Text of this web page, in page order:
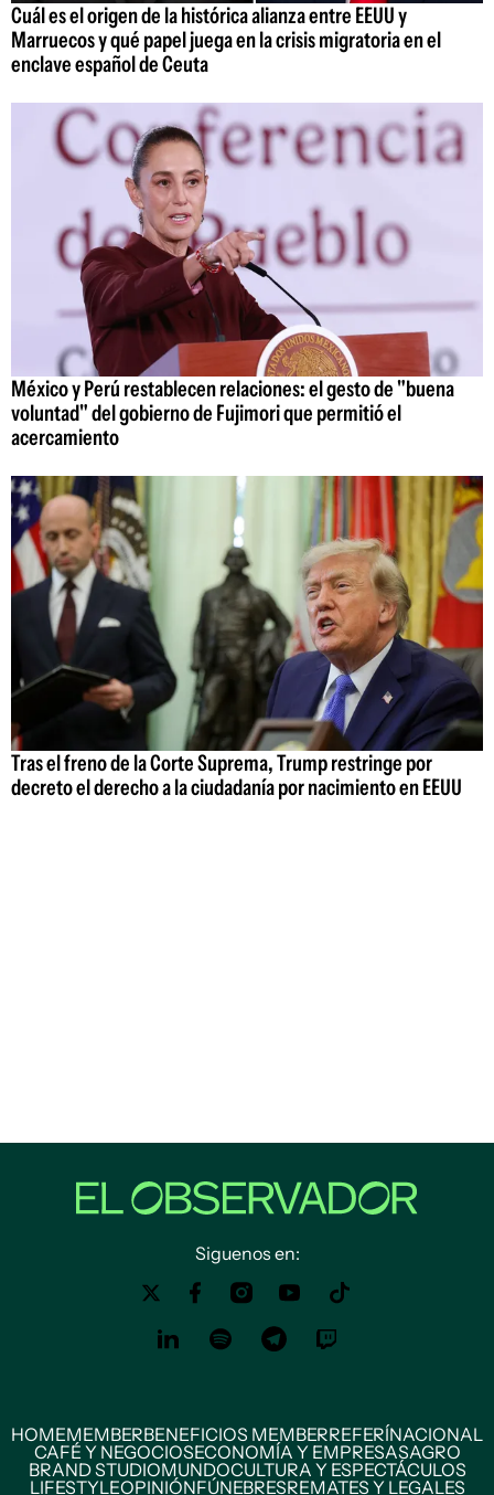
Cuál es el origen de la histórica alianza entre EEUU y
Marruecos y qué papel juega en la crisis migratoria en el
enclave español de Ceuta
México y Perú restablecen relaciones: el gesto de "buena
voluntad" del gobierno de Fujimori que permitió el
acercamiento
Tras el freno de la Corte Suprema, Trump restringe por
decreto el derecho a la ciudadanía por nacimiento en EEUU
Siguenos en:
HOMEMEMBERBENEFICIOS MEMBERREFERÍNACIONAL
CAFÉ Y NEGOCIOSECONOMÍA Y EMPRESASAGRO
BRAND STUDIOMUNDOCULTURA Y ESPECTÁCULOS
LIFESTYLEOPINIÓNFÚNEBRESREMATES Y LEGALES